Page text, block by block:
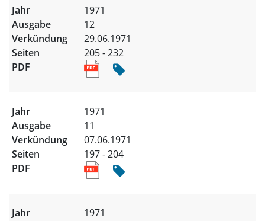
1971
12
29.06.1971
205 - 232
1971
11
07.06.1971
197 - 204
1971